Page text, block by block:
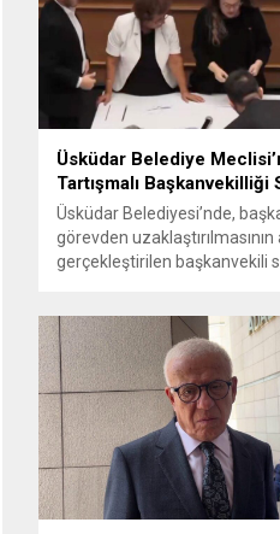
hallerinin sürdürülmesine
İddialar ve değerlendirilen
Soruşturma kapsamında
yöneltilen...
Üsküdar Belediye
Tartışmalı Başkanvekilliği
Üsküdar Belediyesi’nde,
görevden uzaklaştırılmasının
gerçekleştirilen başkanvekili
oylamada usul ve gizlilikle
ortaya atıldı; bazı oyların
sayılması ve meclis içindeki
kamuoyunda tepkilere yol
sürecinde yaşanan
grupları arasındaki gerilimi